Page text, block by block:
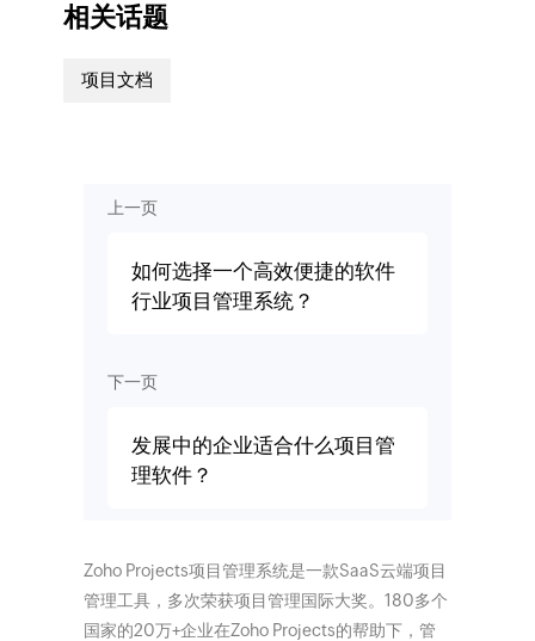
相关话题
项目文档
上一页
如何选择一个高效便捷的软件
行业项目管理系统？
下一页
发展中的企业适合什么项目管
理软件？
Zoho Projects项目管理系统是一款SaaS云端项目
管理工具，多次荣获项目管理国际大奖。180多个
国家的20万+企业在Zoho Projects的帮助下，管